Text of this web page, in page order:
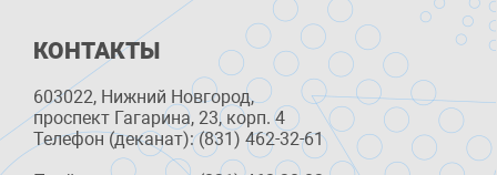
КОНТАКТЫ
603022, Нижний Новгород,
проспект Гагарина, 23, корп. 4
Телефон (деканат): (831) 462-32-61